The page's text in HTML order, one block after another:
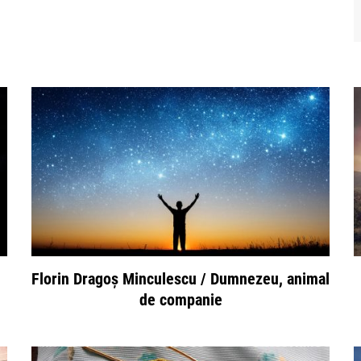
Florin Dragoș Minculescu / Dumnezeu, animal
de companie